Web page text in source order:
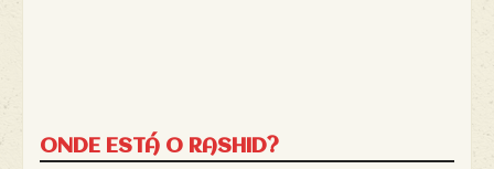
ONDE ESTÁ O RASHID?